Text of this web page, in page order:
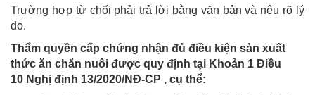
Trường hợp từ chối phải trả lời bằng văn bản và nêu rõ lý
do.
Thẩm quyền cấp chứng nhận đủ điều kiện sản xuất
thức ăn chăn nuôi được quy định tại Khoản 1 Điều
10 Nghị định 13/2020/NĐ-CP , cụ thể: